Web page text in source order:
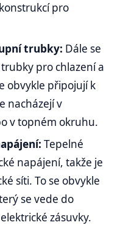
pro
trubky: Dále se
pro chlazení a
obvykle připojují k
nacházejí v
v topném okruhu.
Tepelné
napájení, takže je
síti. To se obvykle
se vede do
zásuvky.